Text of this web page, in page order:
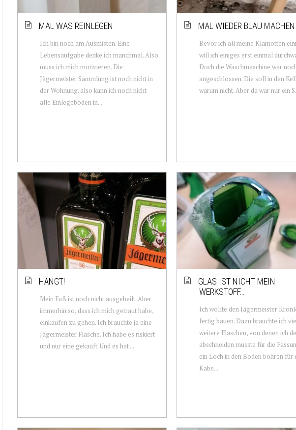
MAL WAS REINLEGEN
Ich bin noch am Ausmisten. Eine
Lebensaufgabe denke ich manchmal. Also
muss ich mich motivieren. Die
Jägermeister Sammlung ist noch nicht in
der Wohnung. also kann ich noch nicht
alle Einlegeböden in...
MAL WIEDER BLAU MACHEN
Bevor ich all meine Klamotten
will ich einiges erst einmal
Doch die Waschmaschine war
angeschlossen. Die soll in den
warum nicht. Aber da war nur ein
HÄNGT!
Mein Fuß ist noch nicht ausgeheilt. Aber
immerhin so, dass ich mich getraut habe,
einkaufen zu gehen. Ich brauchte ja eine
Jägermeister Flasche. Ich habe es riskiert
und nur eine gekauft. Und es hat ...
GLAS IST NICHT MEIN
WERKSTOFF…
Ich wollte den Jägermeister
fertig bauen. Dazu brauchte ich
weitere Flaschen, von denen ich
abschneiden musste für die
ein Loch in den Boden bohren für
Kabe...